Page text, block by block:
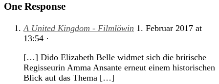
One Response
A United Kingdom - Filmlöwin 1. Februar 2017 at
13:54 ·
[…] Dido Elizabeth Belle widmet sich die britische
Regisseurin Amma Ansante erneut einem historischen
Blick auf das Thema […]